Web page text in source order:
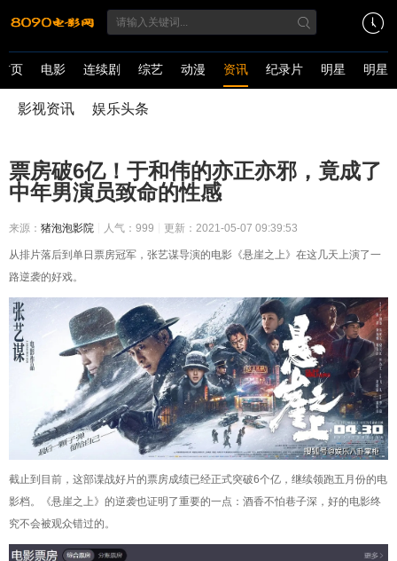
页 电影 连续剧 综艺 动漫 资讯 纪录片 明星 明星
影视资讯 娱乐头条
票房破6亿！于和伟的亦正亦邪，竟成了
中年男演员致命的性感
来源： 猪泡泡影院 人气：999 更新：2021-05-07 09:39:53
从排片落后到单日票房冠军，张艺谋导演的电影《悬崖之上》在这几天上演了一
路逆袭的好戏。
截止到目前，这部谍战好片的票房成绩已经正式突破6个亿，继续领跑五月份的电
影档。《悬崖之上》的逆袭也证明了重要的一点：酒香不怕巷子深，好的电影终
究不会被观众错过的。